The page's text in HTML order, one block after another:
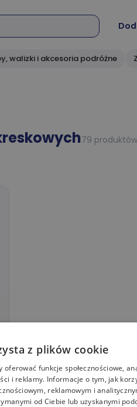
walizki i akcesoria podróżne
79 produktów
z plików cookie
oferować funkcje społecznościowe,
i reklamy. Informacje o tym, jak
reklamowym i
od Ciebie lub uzyskanymi